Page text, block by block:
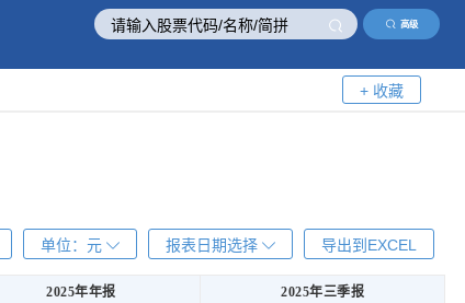
高级
+ 收藏
导出到EXCEL
报表日期选择
单位： 元
2025年年报
2025年三季报